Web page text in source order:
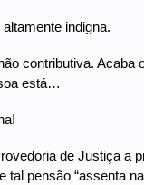
indigna.
contributiva. Acaba
está…
de Justiça a
tal pensão “assenta